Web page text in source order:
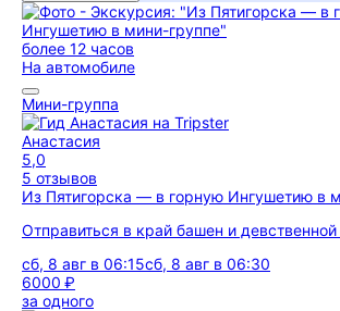
более 12 часов
На автомобиле
Мини-группа
Анастасия
5,0
5 отзывов
Из Пятигорска — в горную Ингушетию в
Отправиться в край башен и
сб, 8 авг в 06:15сб, 8 авг в 06:30
6000 ₽
за одного